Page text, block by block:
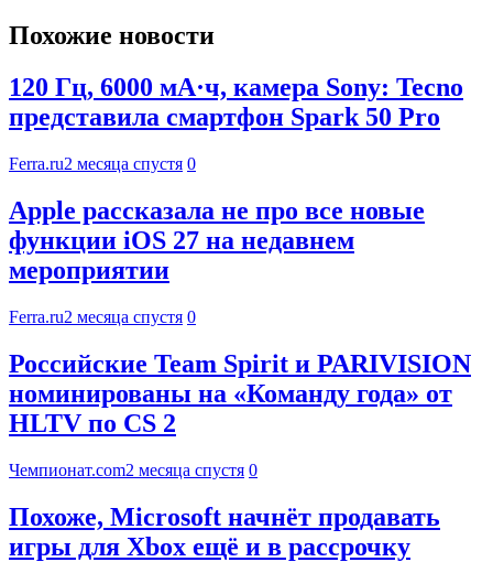
Похожие новости
120 Гц, 6000 мА·ч, камера Sony: Tecno
представила смартфон Spark 50 Pro
Ferra.ru2 месяца спустя 0
Apple рассказала не про все новые
функции iOS 27 на недавнем
мероприятии
Ferra.ru2 месяца спустя 0
Российские Team Spirit и PARIVISION
номинированы на «Команду года» от
HLTV по CS 2
Чемпионат.com2 месяца спустя 0
Похоже, Microsoft начнёт продавать
игры для Xbox ещё и в рассрочку